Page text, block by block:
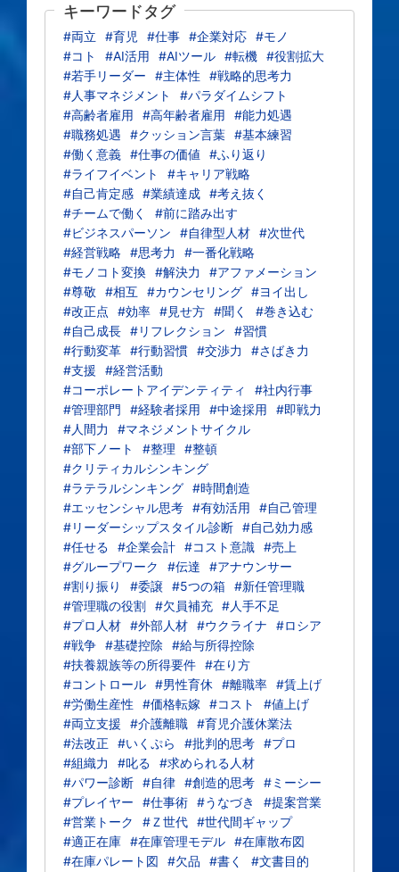
キーワードタグ
#両立 #育児 #仕事 #企業対応 #モノ
#コト
#AI活用 #AIツール #転機 #役割拡大
#若手リーダー
#主体性
#戦略的思考力
#人事マネジメント
#パラダイムシフト
#高齢者雇用
#高年齢者雇用
#能力処遇
#職務処遇
#クッション言葉 #基本練習
#働く意義 #仕事の価値
#ふり返り
#ライフイベント
#キャリア戦略
#自己肯定感 #業績達成 #考え抜く
#チームで働く
#前に踏み出す
#ビジネスパーソン
#自律型人材 #次世代
#経営戦略 #思考力
#一番化戦略
#モノコト変換 #解決力
#アファメーション
#尊敬
#相互 #カウンセリング #ヨイ出し
#改正点
#効率 #見せ方 #聞く
#巻き込む
#自己成長 #リフレクション
#習慣
#行動変革 #行動習慣 #交渉力
#さばき力
#支援
#経営活動
#コーポレートアイデンティティ
#社内行事
#管理部門
#経験者採用 #中途採用
#即戦力
#人間力
#マネジメントサイクル
#部下ノート
#整理
#整頓
#クリティカルシンキング
#ラテラルシンキング #時間創造
#エッセンシャル思考 #有効活用
#自己管理
#リーダーシップスタイル診断 #自己効力感
#任せる
#企業会計 #コスト意識 #売上
#グループワーク
#伝達
#アナウンサー
#割り振り
#委譲 #5つの箱 #新任管理職
#管理職の役割 #欠員補充 #人手不足
#プロ人材 #外部人材 #ウクライナ
#ロシア
#戦争 #基礎控除
#給与所得控除
#扶養親族等の所得要件 #在り方
#コントロール #男性育休 #離職率 #賃上げ
#労働生産性
#価格転嫁 #コスト
#値上げ
#両立支援
#介護離職 #育児介護休業法
#法改正
#いくぷら #批判的思考 #プロ
#組織力
#叱る
#求められる人材
#パワー診断 #自律 #創造的思考 #ミーシー
#プレイヤー
#仕事術 #うなづき
#提案営業
#営業トーク
#Ｚ世代 #世代間ギャップ
#適正在庫 #在庫管理モデル #在庫散布図
#在庫パレート図
#欠品 #書く
#文書目的